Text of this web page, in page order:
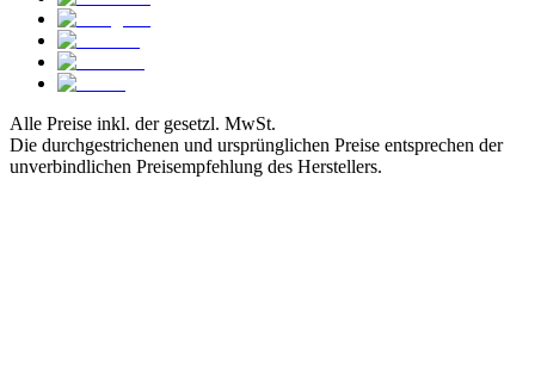
Alle Preise inkl. der gesetzl. MwSt.
Die durchgestrichenen und ursprünglichen Preise entsprechen der
unverbindlichen Preisempfehlung des Herstellers.